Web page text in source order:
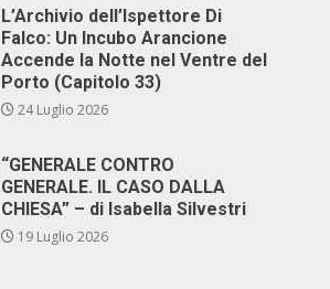
L’Archivio dell’Ispettore Di
Falco: Un Incubo Arancione
Accende la Notte nel Ventre del
Porto (Capitolo 33)
24 Luglio 2026
“GENERALE CONTRO
GENERALE. IL CASO DALLA
CHIESA” – di Isabella Silvestri
19 Luglio 2026